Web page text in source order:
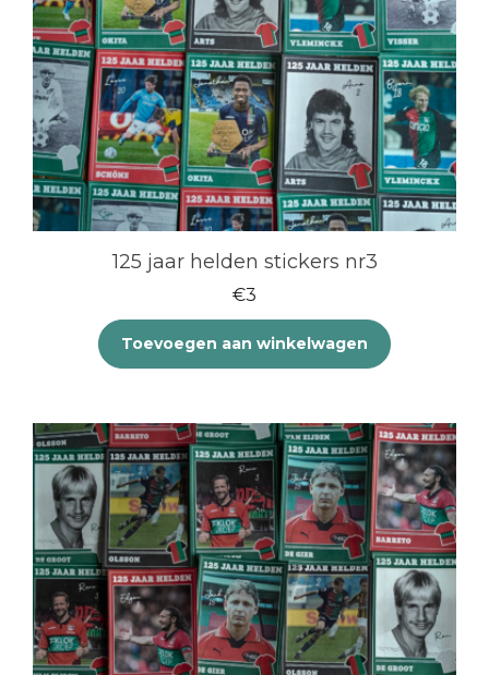
125 jaar helden stickers nr3
€3
Toevoegen aan winkelwagen